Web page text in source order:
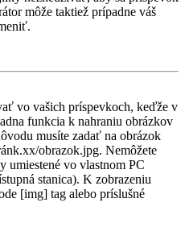
môže taktiež prípadne váš
vo vašich príspevkoch, keďže v
funkcia k nahraniu obrázkov
musíte zadať na obrázok
obrazok.jpg. Nemôžete
umiestené vo vlastnom PC
stanica). K zobrazeniu
[img] tag alebo príslušné